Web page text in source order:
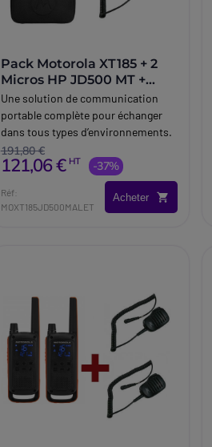
Pack Motorola XT185 + 2
Micros HP JD500 MT +
mallette
Une solution de communication
portable complète pour échanger
dans tous types d’environnements.
191,80 €
121,06 € HT -37%
Réf:
MOXT185JD500MALET
Acheter